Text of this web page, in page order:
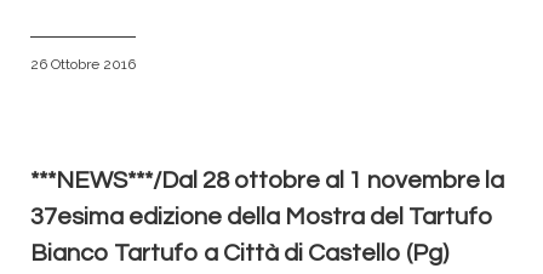
26 Ottobre 2016
***NEWS***/Dal 28 ottobre al 1 novembre la
37esima edizione della Mostra del Tartufo
Bianco Tartufo a Città di Castello (Pg)